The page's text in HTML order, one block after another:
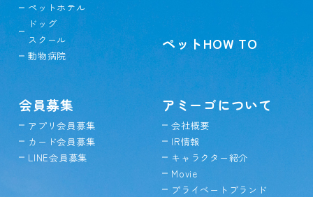
ペットホテル
ドッグ
スクール
動物病院
ペットHOW TO
会員募集
アプリ会員募集
カード会員募集
LINE会員募集
アミーゴについて
会社概要
IR情報
キャラクター紹介
Movie
プライベートブランド